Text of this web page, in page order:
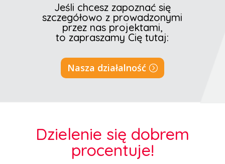
Jeśli chcesz zapoznać się
szczegółowo z prowadzonymi
przez nas projektami,
to zapraszamy Cię tutaj:
Nasza działalność
Dzielenie się dobrem
procentuje!